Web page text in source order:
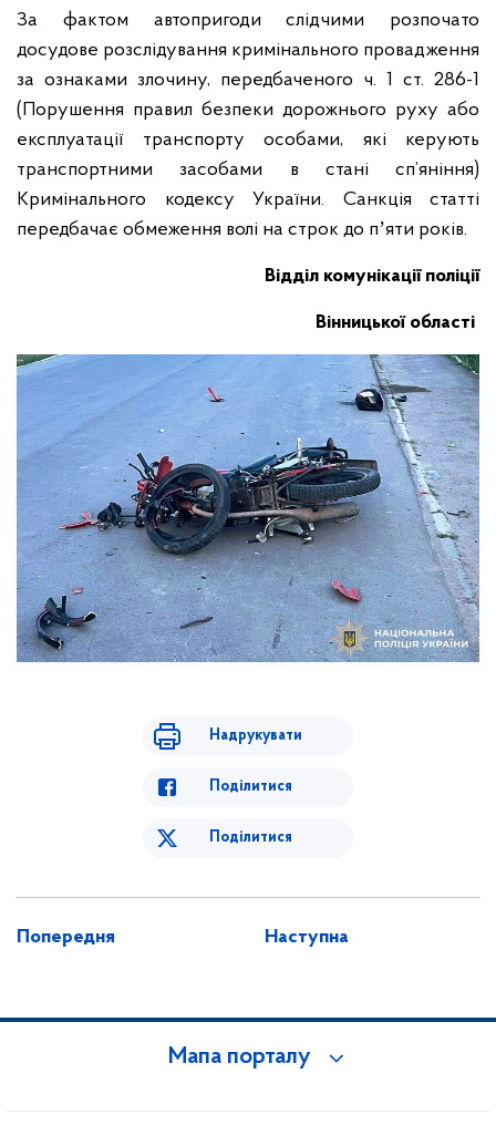
За фактом автопригоди слідчими розпочато
досудове розслідування кримінального провадження
за ознаками злочину, передбаченого ч. 1 ст. 286-1
(Порушення правил безпеки дорожнього руху або
експлуатації транспорту особами, які керують
транспортними засобами в стані сп’яніння)
Кримінального кодексу України. Санкція статті
передбачає обмеження волі на строк до пʼяти років.
Відділ комунікації поліції
Вінницької області
Надрукувати
Поділитися
Поділитися
Попередня Наступна
Мапа порталу